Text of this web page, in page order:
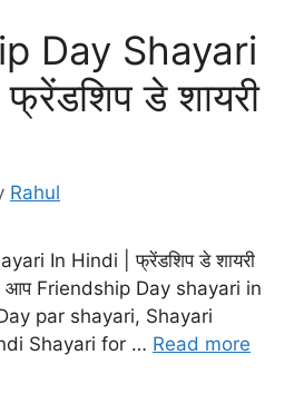
Day Shayari
डे शायरी
Rahul
In Hindi | फ्रेंडशिप डे शायरी
आप Friendship Day shayari in
par shayari, Shayari
Shayari for … Read more